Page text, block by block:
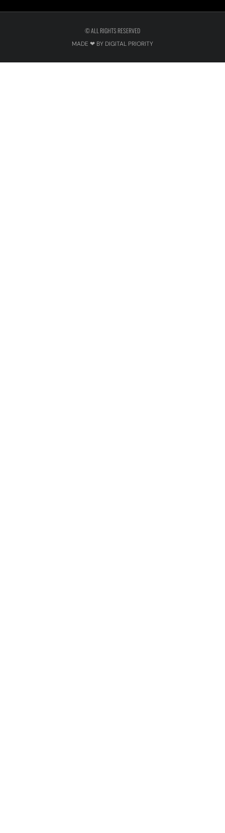
© ALL RIGHTS RESERVED
MADE ❤ BY DIGITAL PRIORITY